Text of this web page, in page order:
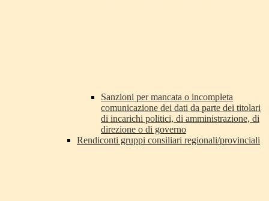
Sanzioni per mancata o incompleta
comunicazione dei dati da parte dei titolari
di incarichi politici, di amministrazione, di
direzione o di governo
Rendiconti gruppi consiliari regionali/provinciali